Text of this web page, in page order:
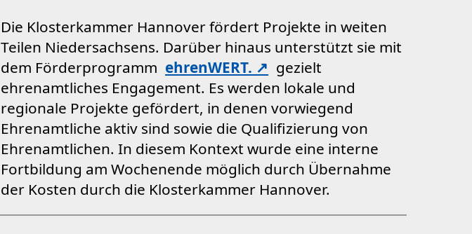
Die Klosterkammer Hannover fördert Projekte in weiten
Teilen Niedersachsens. Darüber hinaus unterstützt sie mit
dem Förderprogramm ehrenWERT.
gezielt
ehrenamtliches Engagement. Es werden lokale und
regionale Projekte gefördert, in denen vorwiegend
Ehrenamtliche aktiv sind sowie die Qualifizierung von
Ehrenamtlichen. In diesem Kontext wurde eine interne
Fortbildung am Wochenende möglich durch Übernahme
der Kosten durch die Klosterkammer Hannover.